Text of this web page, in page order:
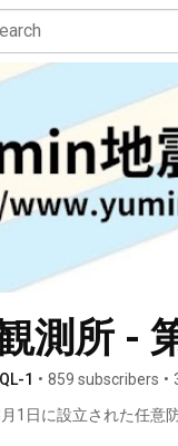
測所 -
1 • 859 subscribers •
1日に設立された任意